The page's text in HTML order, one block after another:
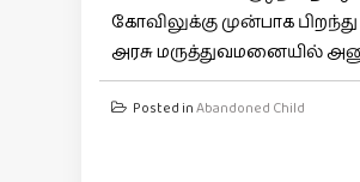
கோவிலுக்கு முன்பாக
அரசு மருத்துவமனையில்
Posted inAbandoned Child